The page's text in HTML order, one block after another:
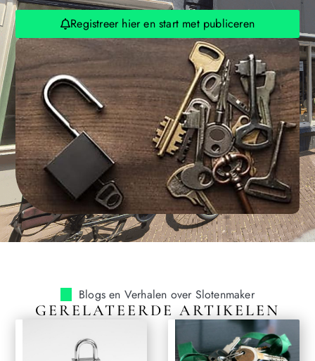
Registreer hier en start met publiceren
Blogs en Verhalen over Slotenmaker
GERELATEERDE ARTIKELEN